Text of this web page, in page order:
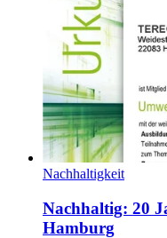
Nachhaltigkeit
Nachhaltig: 20
Hamburg